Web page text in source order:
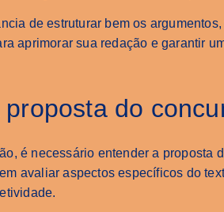
de estruturar bem os
aprimorar sua redação e garantir
do
é necessário entender a proposta
avaliar aspectos específicos do